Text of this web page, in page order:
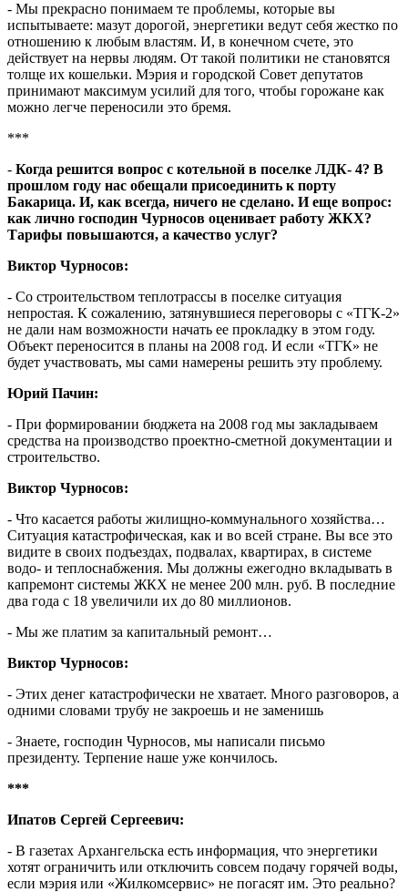
- Мы прекрасно понимаем те проблемы, которые вы
испытываете: мазут дорогой, энергетики ведут себя жестко по
отношению к любым властям. И, в конечном счете, это
действует на нервы людям. От такой политики не становятся
толще их кошельки. Мэрия и городской Совет депутатов
принимают максимум усилий для того, чтобы горожане как
можно легче переносили это бремя.
***
- Когда решится вопрос с котельной в поселке ЛДК- 4? В
прошлом году нас обещали присоединить к порту
Бакарица. И, как всегда, ничего не сделано. И еще вопрос:
как лично господин Чурносов оценивает работу ЖКХ?
Тарифы повышаются, а качество услуг?
Виктор Чурносов:
- Со строительством теплотрассы в поселке ситуация
непростая. К сожалению, затянувшиеся переговоры с «ТГК-2»
не дали нам возможности начать ее прокладку в этом году.
Объект переносится в планы на 2008 год. И если «ТГК» не
будет участвовать, мы сами намерены решить эту проблему.
Юрий Пачин:
- При формировании бюджета на 2008 год мы закладываем
средства на производство проектно-сметной документации и
строительство.
Виктор Чурносов:
- Что касается работы жилищно-коммунального хозяйства…
Ситуация катастрофическая, как и во всей стране. Вы все это
видите в своих подъездах, подвалах, квартирах, в системе
водо- и теплоснабжения. Мы должны ежегодно вкладывать в
капремонт системы ЖКХ не менее 200 млн. руб. В последние
два года с 18 увеличили их до 80 миллионов.
- Мы же платим за капитальный ремонт…
Виктор Чурносов:
- Этих денег катастрофически не хватает. Много разговоров, а
одними словами трубу не закроешь и не заменишь
- Знаете, господин Чурносов, мы написали письмо
президенту. Терпение наше уже кончилось.
***
Ипатов Сергей Сергеевич:
- В газетах Архангельска есть информация, что энергетики
хотят ограничить или отключить совсем подачу горячей воды,
если мэрия или «Жилкомсервис» не погасят им. Это реально?